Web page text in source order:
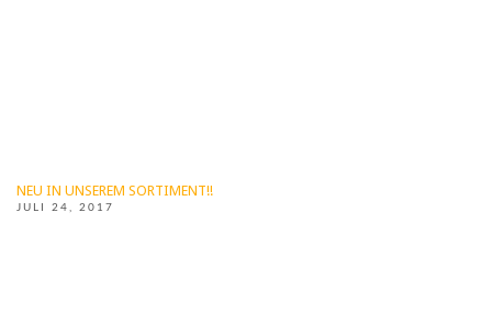
NEU IN UNSEREM SORTIMENT!!
JULI 24, 2017